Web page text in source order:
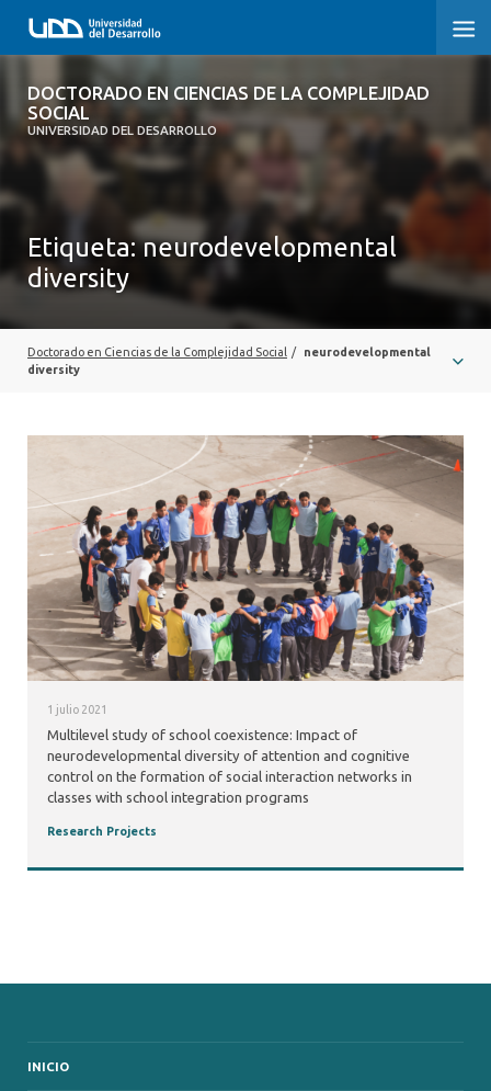
DOCTORADO EN CIENCIAS DE LA COMPLEJIDAD
SOCIAL
UNIVERSIDAD DEL DESARROLLO
DOCTORADO EN CIENCIAS DE LA
COMPLEJIDAD SOCIAL
NOSOTROS
INVESTIGACIÓN
Etiqueta:neurodevelopmental
diversity
Doctorado en Ciencias de la Complejidad Social /
neurodevelopmental
diversity
1 julio 2021
Multilevel study of school coexistence: Impact of
neurodevelopmental diversity of attention and cognitive
control on the formation of social interaction networks in
classes with school integration programs
Research Projects
INICIO